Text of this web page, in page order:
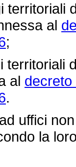
al
;
al decreto
.
uffici
la